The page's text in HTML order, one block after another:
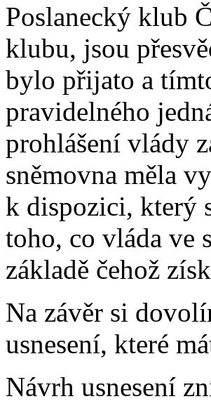
Poslanecký klub
klubu, jsou
bylo přijato a
pravidelného
prohlášení vlády
sněmovna měla
k dispozici, který
toho, co vláda ve
základě čehož
Na závěr si
usnesení, které
Návrh usnesení